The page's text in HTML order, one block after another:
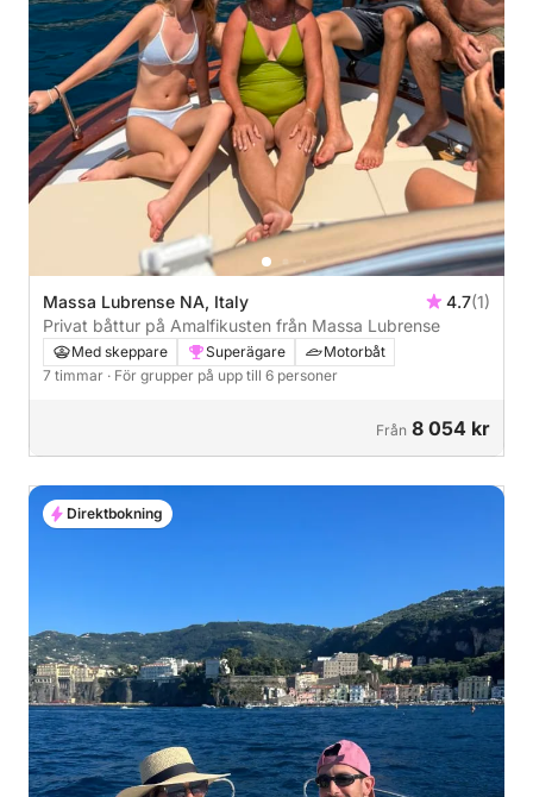
Massa Lubrense NA, Italy 4.7(1)
Privat båttur på Amalfikusten från Massa Lubrense
Med skeppare Superägare
Motorbåt
7 timmar · För grupper på upp till 6 personer
Från 8 054 kr
Direktbokning